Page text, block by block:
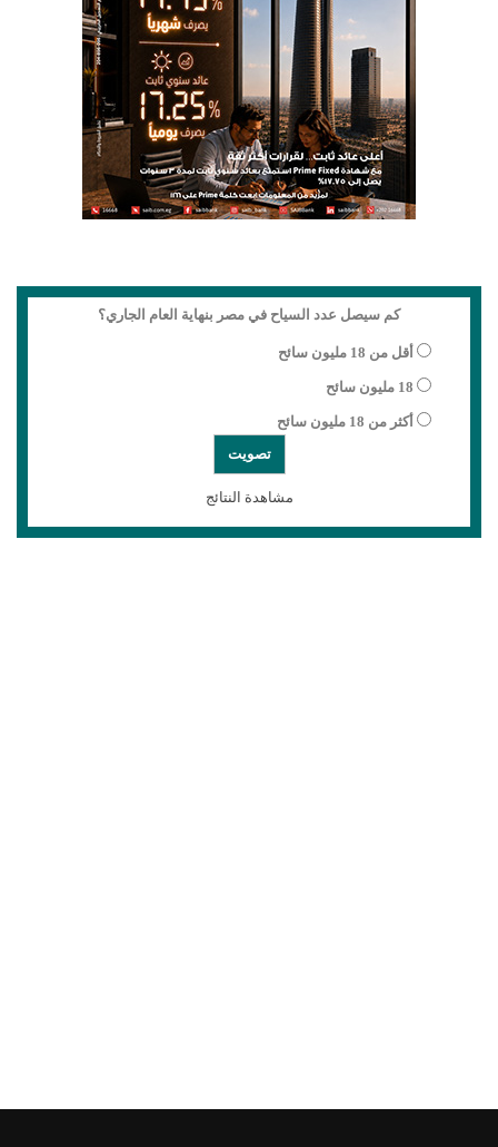
كم سيصل عدد السياح في مصر بنهاية العام الجاري؟
أقل من 18 مليون سائح
18 مليون سائح
أكثر من 18 مليون سائح
مشاهدة النتائج